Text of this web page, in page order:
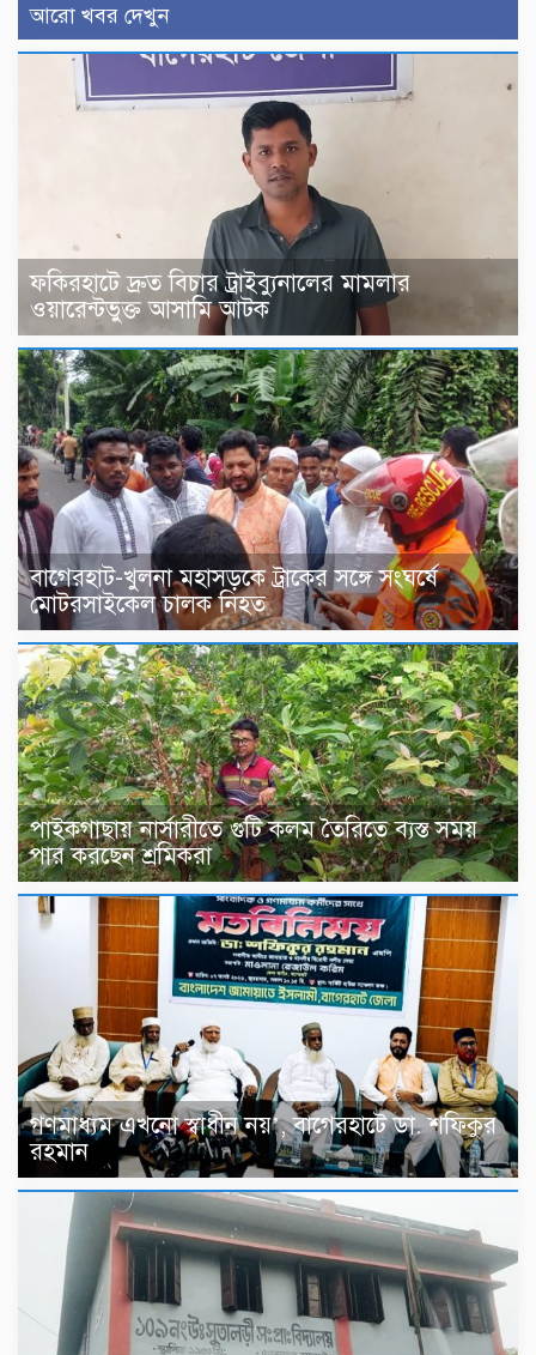
আরো খবর দেখুন
ফকিরহাটে দ্রুত বিচার ট্রাইব্যুনালের মামলার
ওয়ারেন্টভুক্ত আসামি আটক
বাগেরহাট-খুলনা মহাসড়কে ট্রাকের সঙ্গে সংঘর্ষে
মোটরসাইকেল চালক নিহত
পাইকগাছায় নার্সারীতে গুটি কলম তৈরিতে ব্যস্ত সময়
পার করছেন শ্রমিকরা
গণমাধ্যম এখনো স্বাধীন নয়’, বাগেরহাটে ডা. শফিকুর
রহমান